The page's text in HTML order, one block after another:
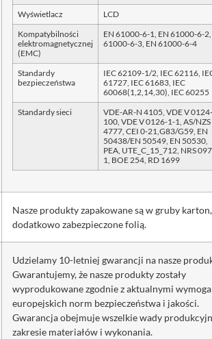
Wyświetlacz LCD
Kompatybilności
elektromagnetycznej
(EMC)
EN 61000-6-1, EN 61000-6-2,
61000-6-3, EN 61000-6-4
Standardy
bezpieczeństwa
IEC 62109-1/2, IEC 62116,
61727, IEC 61683, IEC
60068(1,2,14,30), IEC 60255
Standardy sieci
VDE-AR-N 4105, VDE V 0124-
100, VDE V 0126-1-1, AS/NZS
4777, CEI 0-21,G83/G59, EN
50438/EN 50549, EN 50530,
PEA, UTE_C_15_712, NRS
1, BOE 254, RD 1699
Nasze produkty zapakowane są w gruby karton,
dodatkowo zabezpieczone folią.
Udzielamy 10-letniej gwarancji na nasze
Gwarantujemy, że nasze produkty zostały
wyprodukowane zgodnie z aktualnymi
europejskich norm bezpieczeństwa i jakości.
Gwarancja obejmuje wszelkie wady
zakresie materiałów i wykonania.